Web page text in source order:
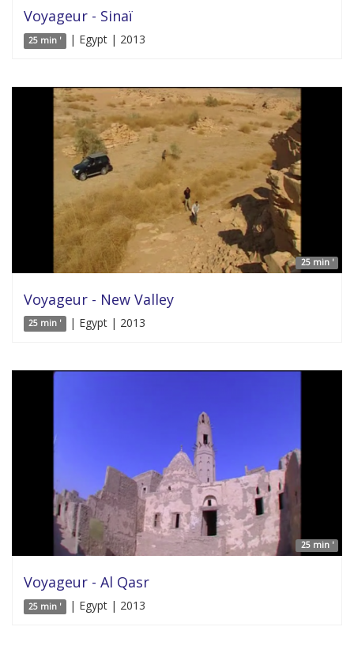
Voyageur - Sinaï
25 min ' | Egypt | 2013
25 min '
Voyageur - New Valley
25 min ' | Egypt | 2013
25 min '
Voyageur - Al Qasr
25 min ' | Egypt | 2013